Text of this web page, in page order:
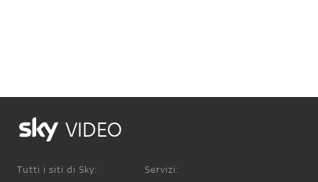
VIDEO
Tutti i siti di Sky: Servizi: